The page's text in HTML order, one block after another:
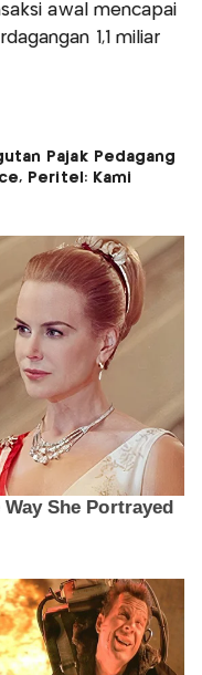
awal mencapai
1,1 miliar
Pajak Pedagang
Peritel: Kami